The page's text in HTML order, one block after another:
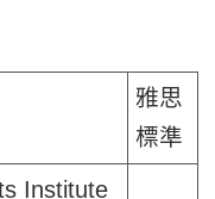
雅思
標準
Institute